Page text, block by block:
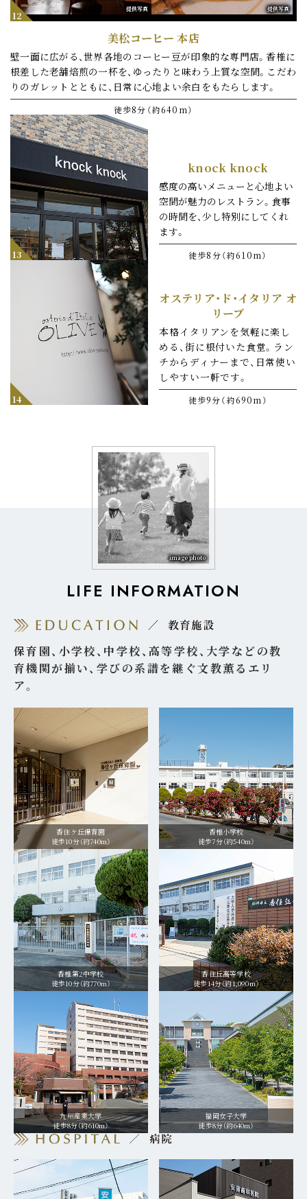
提供写真 提供写真
12
美松コーヒー 本店
壁一面に広がる、世界各地のコーヒー豆が印象的な専門店。香椎に
根差した老舗焙煎の一杯を、 ゆったりと味わう上質な空間。 こだわ
りのガレットとともに、 日常に心地よい余白をもたらします。
徒歩8分（約640m）
13
knock knock
感度の高いメニューと心地よい
空間が魅力のレストラン。食事
の時間を、少し特別にしてくれ
ます。
徒歩8分（約610m）
14
オステリア・ド・イタリア オ
リーブ
本格イタリアンを気軽に楽し
める、街に根付いた食堂。ラン
チからディナーまで、日常使い
しやすい一軒です。
徒歩9分（約690m）
image photo
LIFE INFORMATION
保育園、小学校、中学校、高等学校、大学などの教
育機関が揃い、学びの系譜を継ぐ文教薫るエリ
ア。
香住ケ丘保育園
徒歩10分（約740m）
香椎小学校
徒歩7分（約540m）
香椎第2中学校
徒歩10分（約770m）
香住丘高等学校
徒歩14分（約1,090m）
九州産業大学
徒歩8分（約610m）
福岡女子大学
徒歩8分（約640m）